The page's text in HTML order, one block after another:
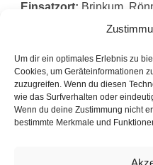
Um dir ein optimales Erlebnis zu
Cookies, um Geräteinformationen
zuzugreifen. Wenn du diesen
wie das Surfverhalten oder
Wenn du deine Zustimmung nicht
bestimmte Merkmale und
Einsatzort: Brinkum,
Feuerwehr
Datum:07.07.2014 10:51
Einsatzmeldung:
Fehlalarm
Einsatzort:Brinkum,